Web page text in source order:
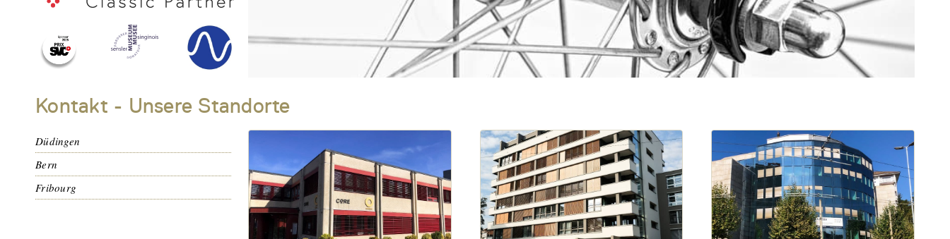
Kontakt - Unsere Standorte
Düdingen
Bern
Fribourg